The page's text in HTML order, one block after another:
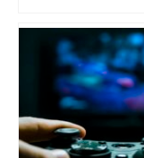
Chars, musique
Marche des
Toulouse pour
ladepeche.fr